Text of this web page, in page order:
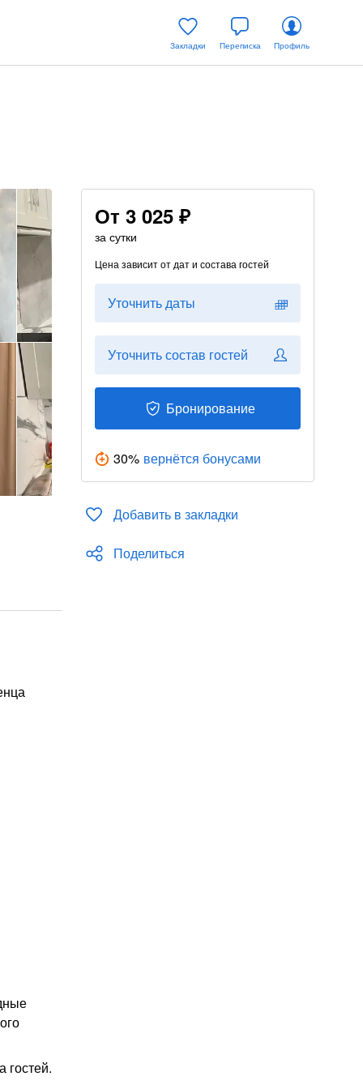
Закладки Переписка Профиль
От 3 025 ₽
за сутки
Цена зависит от дат и состава гостей
Уточнить даты
Уточнить состав гостей
Бронирование
30% вернётся бонусами
Добавить в закладки
Поделиться
гостей.